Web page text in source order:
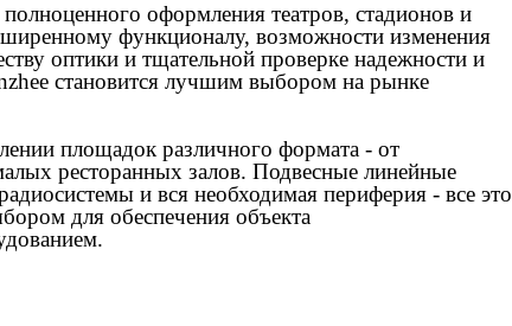
оформления театров, стадионов и
функционалу, возможности изменения
оптики и тщательной проверке надежности и
становится лучшим выбором на рынке
площадок различного формата - от
ресторанных залов. Подвесные линейные
и вся необходимая периферия - все это
для обеспечения объекта